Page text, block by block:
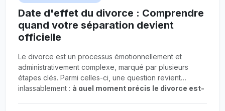
Date d'effet du divorce : Comprendre
quand votre séparation devient
officielle
Le divorce est un processus émotionnellement et
administrativement complexe, marqué par plusieurs
étapes clés. Parmi celles-ci, une question revient
inlassablement : à quel moment précis le divorce est-